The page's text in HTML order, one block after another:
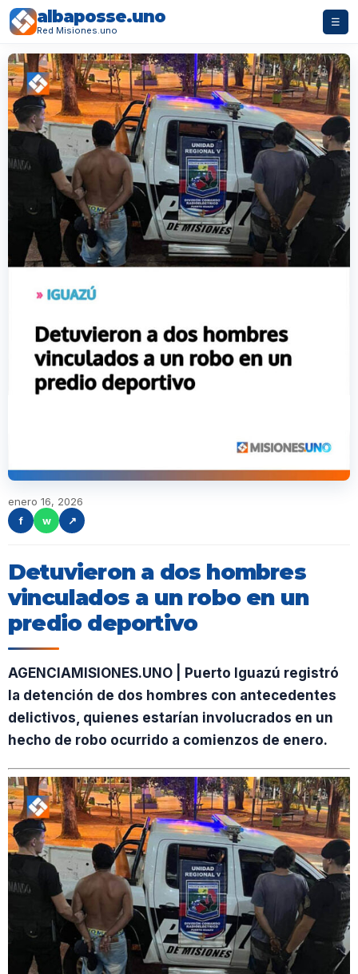
albaposse.uno
Red Misiones.uno
☰
enero 16, 2026
f
w ↗
Detuvieron a dos hombres
vinculados a un robo en un
predio deportivo
AGENCIAMISIONES.UNO | Puerto Iguazú registró
la detención de dos hombres con antecedentes
delictivos, quienes estarían involucrados en un
hecho de robo ocurrido a comienzos de enero.